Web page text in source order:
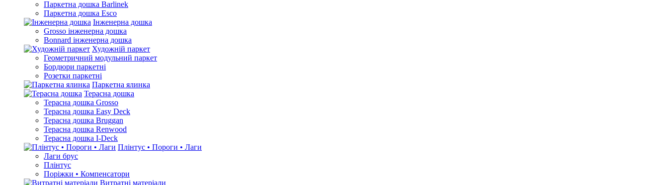
Паркетна дошка Barlinek
Паркетна дошка Esco
Інженерна дошка
Grosso інженерна дошка
Bonnard інженерна дошка
Художній паркет
Геометричний модульний паркет
Бордюри паркетні
Розетки паркетні
Паркетна ялинка
Терасна дошка
Терасна дошка Grosso
Терасна дошка Easy Deck
Терасна дошка Bruggan
Терасна дошка Renwood
Терасна дошка I-Deck
Плінтус • Пороги • Лаги
Лаги брус
Плінтус
Поріжки • Компенсатори
Витратні матеріали